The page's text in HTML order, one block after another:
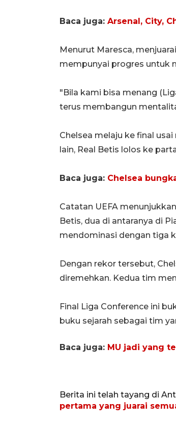
Baca juga: Arsenal, City,
Menurut Maresca,
mempunyai progres untuk
"Bila kami bisa menang
terus membangun
Chelsea melaju ke final
lain, Real Betis lolos ke
Baca juga: Chelsea
Catatan UEFA
Betis, dua di antaranya di
mendominasi dengan tiga
Dengan rekor tersebut,
diremehkan. Kedua tim
Final Liga Conference ini
buku sejarah sebagai tim
Baca juga: MU jadi yang
Berita ini telah tayang di
pertama yang juarai